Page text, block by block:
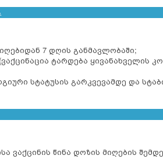
7 დღის განმავლობაში;
ტარდება ყივანახველის
სტატუსის გარკვევამდე და
ვაქცინის წინა დოზის მიღების